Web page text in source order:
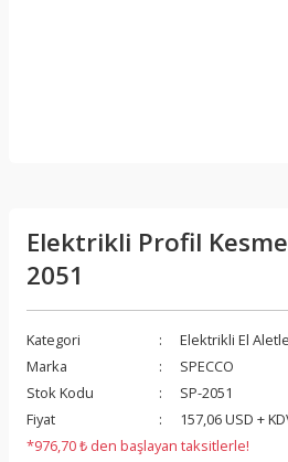
Elektrikli Profil
2051
Kategori
Elektrikli El
Marka
SPECCO
Stok Kodu
SP-2051
Fiyat
157,06 USD +
*976,70 ₺ den başlayan taksitlerle!